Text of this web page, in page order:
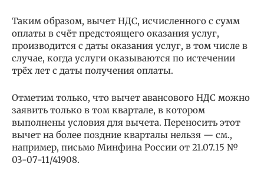
Таким образом, вычет НДС, исчисленного с сумм
оплаты в счёт предстоящего оказания услуг,
производится с даты оказания услуг, в том числе в
случае, когда услуги оказываются по истечении
трёх лет с даты получения оплаты.
Отметим только, что вычет авансового НДС можно
заявить только в том квартале, в котором
выполнены условия для вычета. Переносить этот
вычет на более поздние кварталы нельзя — см.,
например, письмо Минфина России от 21.07.15 №
03-07-11/41908.